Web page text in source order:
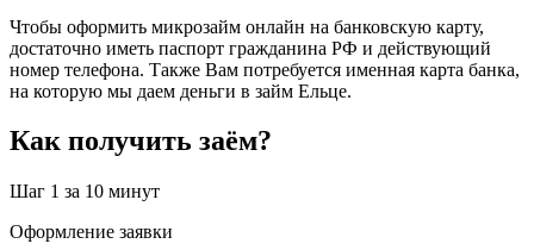
Чтобы оформить микрозайм онлайн на банковскую карту,
достаточно иметь паспорт гражданина РФ и действующий
номер телефона. Также Вам потребуется именная карта банка,
на которую мы даем деньги в займ Ельце.
Как получить заём?
Шаг 1 за 10 минут
Оформление заявки